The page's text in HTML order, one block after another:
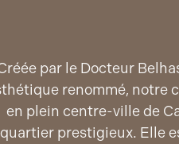
par le Docteur
renommé, notre
en plein centre-ville de
quartier prestigieux. Elle